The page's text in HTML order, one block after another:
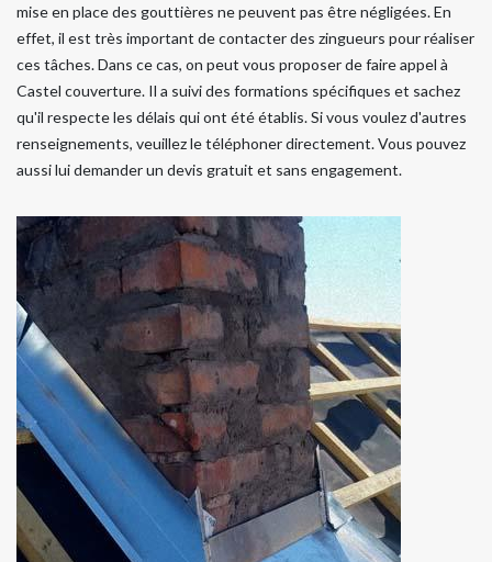
mise en place des gouttières ne peuvent pas être négligées. En
effet, il est très important de contacter des zingueurs pour réaliser
ces tâches. Dans ce cas, on peut vous proposer de faire appel à
Castel couverture. Il a suivi des formations spécifiques et sachez
qu'il respecte les délais qui ont été établis. Si vous voulez d'autres
renseignements, veuillez le téléphoner directement. Vous pouvez
aussi lui demander un devis gratuit et sans engagement.